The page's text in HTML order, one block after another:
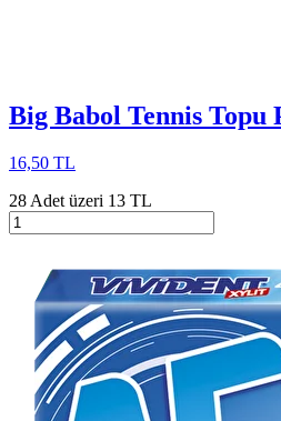
Big Babol Tennis Topu
16,50 TL
28 Adet üzeri 13 TL